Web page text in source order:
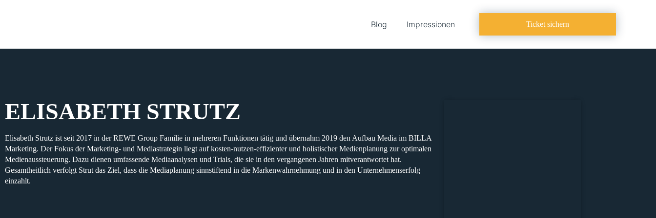
Blog Impressionen Ticket sichern
ELISABETH STRUTZ
Elisabeth Strutz ist seit 2017 in der REWE Group Familie in mehreren Funktionen tätig und übernahm 2019 den Aufbau Media im BILLA
Marketing. Der Fokus der Marketing- und Mediastrategin liegt auf kosten-nutzen-effizienter und holistischer Medienplanung zur optimalen
Medienaussteuerung. Dazu dienen umfassende Mediaanalysen und Trials, die sie in den vergangenen Jahren mitverantwortet hat.
Gesamtheitlich verfolgt Strut das Ziel, dass die Mediaplanung sinnstiftend in die Markenwahrnehmung und in den Unternehmenserfolg
einzahlt.